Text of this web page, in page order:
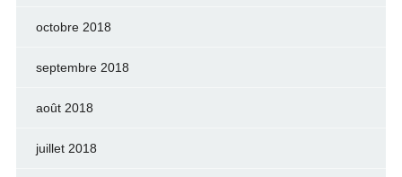
octobre 2018
septembre 2018
août 2018
juillet 2018